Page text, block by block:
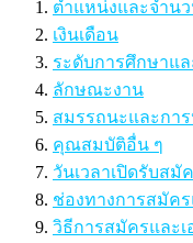
ตำแหน่งและจำน
เงินเดือน
ระดับการศึกษาแ
ลักษณะงาน
สมรรถนะและการ
คุณสมบัติอื่น ๆ
วันเวลาเปิดรับสมั
ช่องทางการสมัค
วิธีการสมัครและเ